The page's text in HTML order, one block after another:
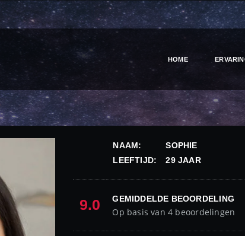
HOME
NAAM:
SOPHIE
LEEFTIJD:
29 JAAR
9.0 GEMIDDELDE BEOORDELING
Op basis van 4 beoordelingen